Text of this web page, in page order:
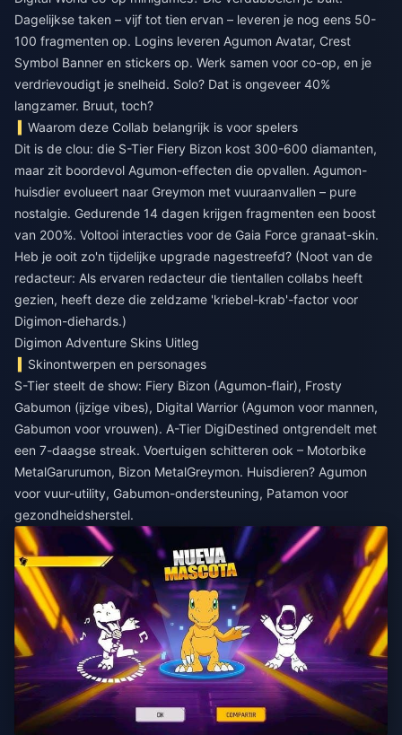
Dagelijkse taken – vijf tot tien ervan – leveren je nog eens 50-
100 fragmenten op. Logins leveren Agumon Avatar, Crest
Symbol Banner en stickers op. Werk samen voor co-op, en je
verdrievoudigt je snelheid. Solo? Dat is ongeveer 40%
langzamer. Bruut, toch?
Waarom deze Collab belangrijk is voor spelers
Dit is de clou: die S-Tier Fiery Bizon kost 300-600 diamanten,
maar zit boordevol Agumon-effecten die opvallen. Agumon-
huisdier evolueert naar Greymon met vuuraanvallen – pure
nostalgie. Gedurende 14 dagen krijgen fragmenten een boost
van 200%. Voltooi interacties voor de Gaia Force granaat-skin.
Heb je ooit zo'n tijdelijke upgrade nagestreefd? (Noot van de
redacteur: Als ervaren redacteur die tientallen collabs heeft
gezien, heeft deze die zeldzame 'kriebel-krab'-factor voor
Digimon-diehards.)
Digimon Adventure Skins Uitleg
Skinontwerpen en personages
S-Tier steelt de show: Fiery Bizon (Agumon-flair), Frosty
Gabumon (ijzige vibes), Digital Warrior (Agumon voor mannen,
Gabumon voor vrouwen). A-Tier DigiDestined ontgrendelt met
een 7-daagse streak. Voertuigen schitteren ook – Motorbike
MetalGarurumon, Bizon MetalGreymon. Huisdieren? Agumon
voor vuur-utility, Gabumon-ondersteuning, Patamon voor
gezondheidsherstel.